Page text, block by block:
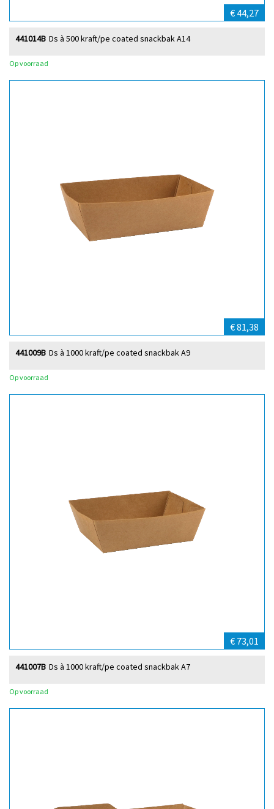
€ 44,27
Ds à 500 kraft/pe coated snackbak A14
441014B
Op voorraad
€ 81,38
Ds à 1000 kraft/pe coated snackbak A9
441009B
Op voorraad
€ 73,01
Ds à 1000 kraft/pe coated snackbak A7
441007B
Op voorraad